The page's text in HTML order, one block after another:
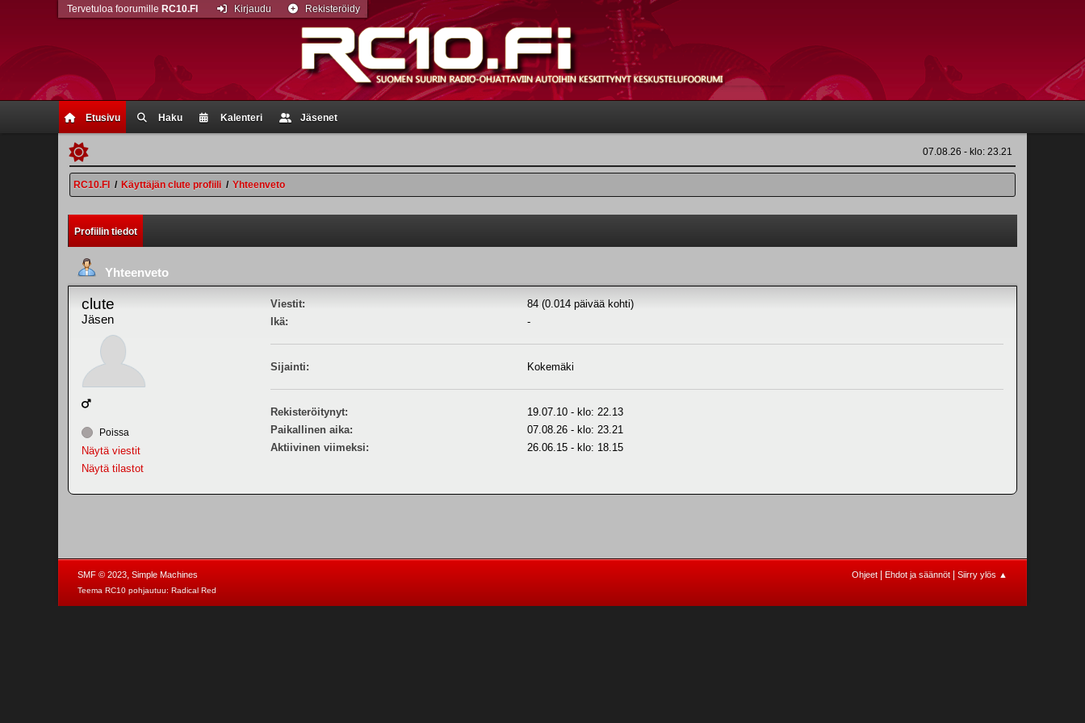
Etusivu Haku Kalenteri Jäsenet
Tervetuloa foorumille RC10.FI Kirjaudu Rekisteröidy
07.08.26 - klo: 23.21
RC10.FI / Käyttäjän clute profiili / Yhteenveto
Profiilin tiedot
Yhteenveto
clute
Jäsen
Poissa
Näytä viestit
Näytä tilastot
Viestit:
84 (0.014 päivää kohti)
Ikä:
-
Sijainti: Kokemäki
Rekisteröitynyt:
19.07.10 - klo: 22.13
Paikallinen aika:
07.08.26 - klo: 23.21
Aktiivinen viimeksi:
26.06.15 - klo: 18.15
Ohjeet Ehdot ja säännöt Siirry ylös ▲
SMF © 2023, Simple Machines
Teema RC10 pohjautuu: Radical Red